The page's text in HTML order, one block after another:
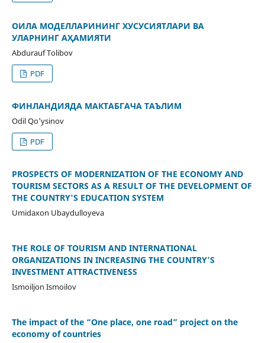
ОИЛА МОДЕЛЛАРИНИНГ ХУСУСИЯТЛАРИ ВА
УЛАРНИНГ АҲАМИЯТИ
Abdurauf Tolibov
PDF
ФИНЛАНДИЯДА МАКТАБГАЧА ТАЪЛИМ
Odil Qo'ysinov
PDF
PROSPECTS OF MODERNIZATION OF THE ECONOMY AND
TOURISM SECTORS AS A RESULT OF THE DEVELOPMENT OF
THE COUNTRY'S EDUCATION SYSTEM
Umidaxon Ubaydulloyeva
THE ROLE OF TOURISM AND INTERNATIONAL
ORGANIZATIONS IN INCREASING THE COUNTRY'S
INVESTMENT ATTRACTIVENESS
Ismoiljon Ismoilov
The impact of the “One place, one road” project on the
economy of countries